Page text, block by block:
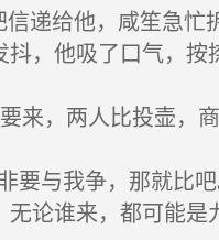
递给他，咸笙急忙
，他吸了口气，
来，两人比投壶，
要与我争，那就比
论谁来，都可能是